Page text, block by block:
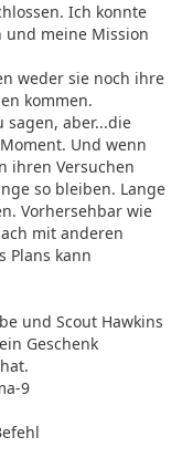
Ich konnte
und meine Mission
weder sie noch ihre
kommen.
sagen, aber...die
Und wenn
ihren Versuchen
so bleiben. Lange
Vorhersehbar wie
mit anderen
Plans kann
und Scout Hawkins
Geschenk
9